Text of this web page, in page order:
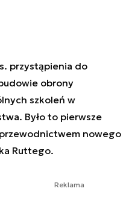
przystąpienia do
obrony
szkoleń w
Było to pierwsze
nowego
Ruttego.
Reklama